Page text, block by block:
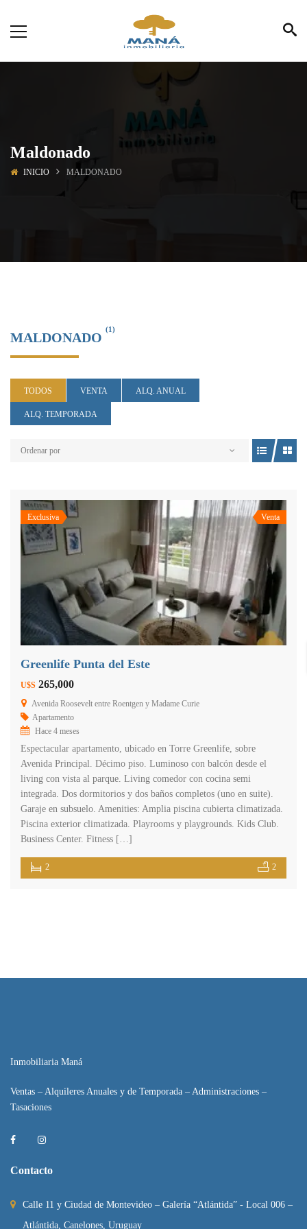
Maldonado
INICIO MALDONADO
MALDONADO
(1)
TODOS VENTA ALQ. ANUAL
ALQ. TEMPORADA
Ordenar por
Exclusiva Venta
Greenlife Punta del Este
U$S 265,000
Avenida Roosevelt entre Roentgen y Madame Curie
Apartamento
Hace 4 meses
Espectacular apartamento, ubicado en Torre Greenlife, sobre
Avenida Principal. Décimo piso. Luminoso con balcón desde el
living con vista al parque. Living comedor con cocina semi
integrada. Dos dormitorios y dos baños completos (uno en suite).
Garaje en subsuelo. Amenities: Amplia piscina cubierta climatizada.
Piscina exterior climatizada. Playrooms y playgrounds. Kids Club.
Business Center. Fitness […]
2 2
Inmobiliaria Maná
Ventas – Alquileres Anuales y de Temporada – Administraciones –
Tasaciones
Contacto
Calle 11 y Ciudad de Montevideo – Galería “Atlántida” - Local 006 –
Atlántida, Canelones, Uruguay